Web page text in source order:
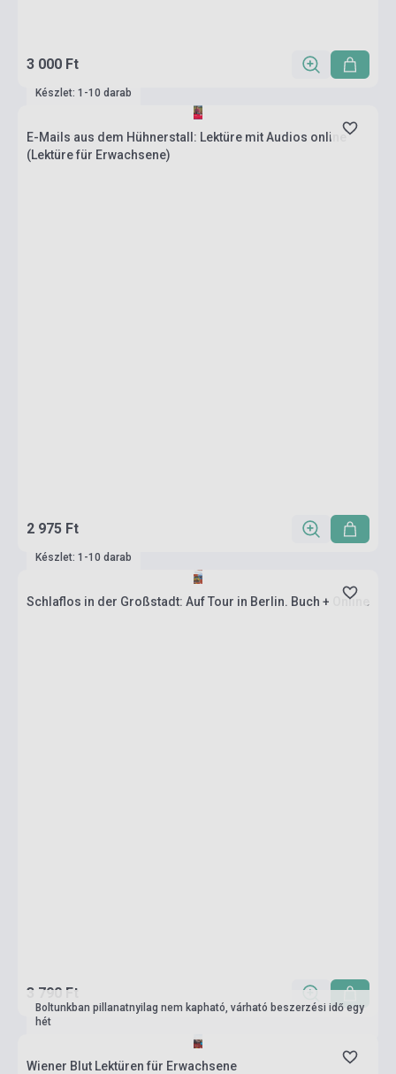
3 000 Ft
Készlet: 1-10 darab
E-Mails aus dem Hühnerstall: Lektüre mit Audios online
(Lektüre für Erwachsene)
2 975 Ft
Készlet: 1-10 darab
Schlaflos in der Großstadt: Auf Tour in Berlin. Buch + Online
3 790 Ft
Boltunkban pillanatnyilag nem kapható, várható beszerzési idő egy
hét
Wiener Blut Lektüren für Erwachsene